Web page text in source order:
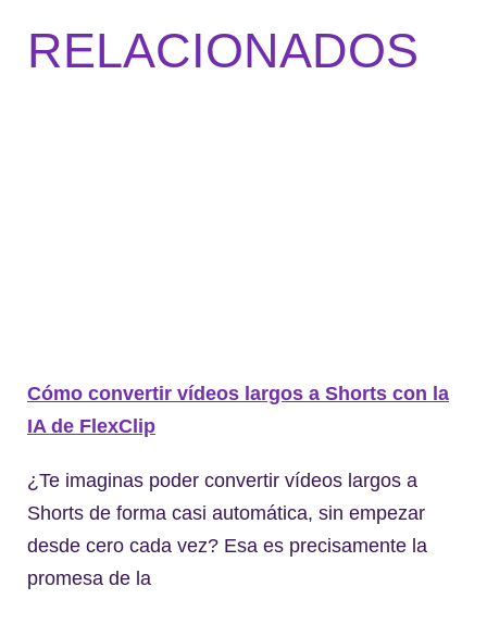
RELACIONADOS
Cómo convertir vídeos largos a Shorts con la
IA de FlexClip
¿Te imaginas poder convertir vídeos largos a
Shorts de forma casi automática, sin empezar
desde cero cada vez? Esa es precisamente la
promesa de la